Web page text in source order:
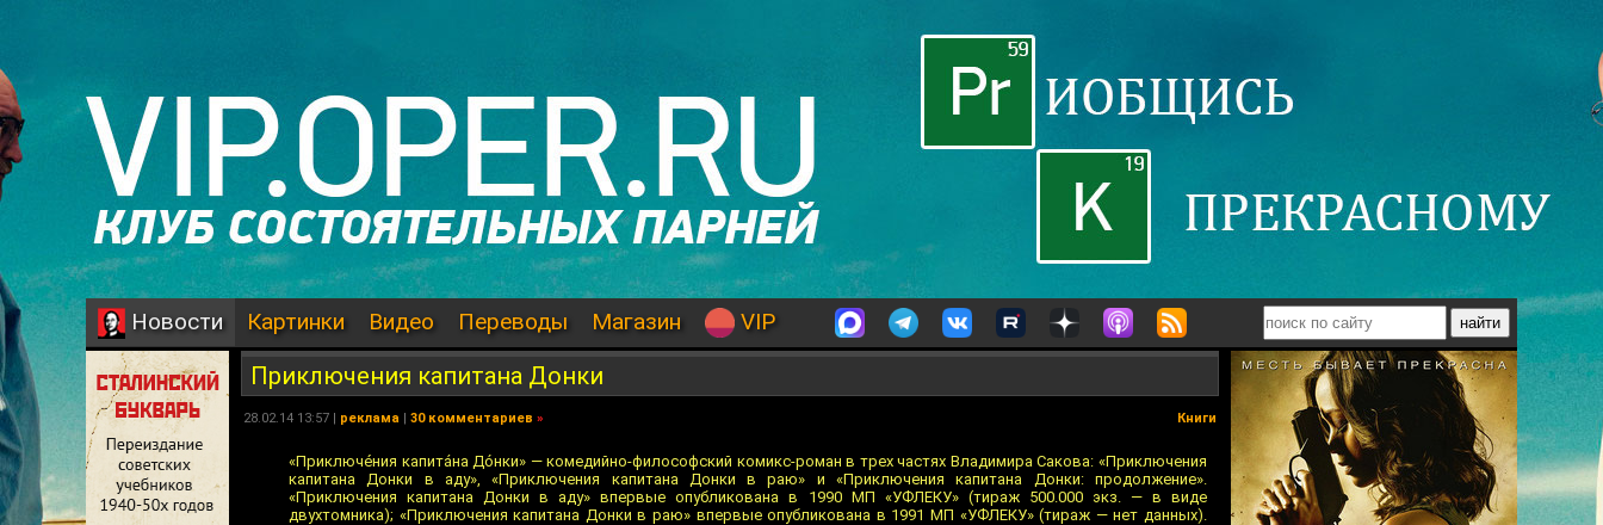
Новости Картинки Видео Переводы Магазин VIP
Приключения капитана Донки
28.02.14 13:57 | реклама | 30 комментариев » Книги
«Приключéния капитáна Дóнки» — комедийно-философский комикс-роман в трех частях Владимира Сакова: «Приключения
капитана Донки в аду», «Приключения капитана Донки в раю» и «Приключения капитана Донки: продолжение».
«Приключения капитана Донки в аду» впервые опубликована в 1990 МП «УФЛЕКУ» (тираж 500.000 экз. — в виде
двухтомника); «Приключения капитана Донки в раю» впервые опубликована в 1991 МП «УФЛЕКУ» (тираж — нет данных).